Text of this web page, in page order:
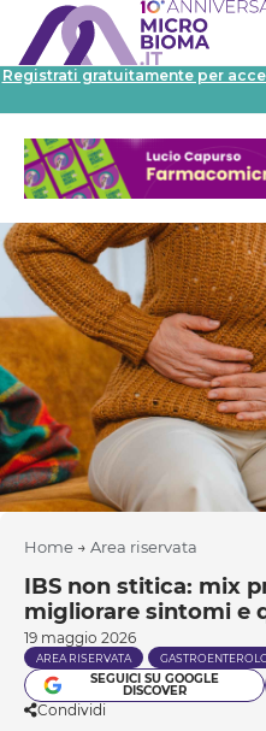
Registrati gratuitamente per
Home → Area riservata
IBS non stitica: mix
migliorare sintomi e
19 maggio 2026
AREA RISERVATA
SEGUICI SU GOOGLE
DISCOVER
Condividi